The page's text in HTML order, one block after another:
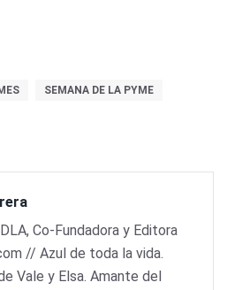
SEMANA DE LA PYME
Co-Fundadora y Editora
// Azul de toda la vida.
Vale y Elsa. Amante del